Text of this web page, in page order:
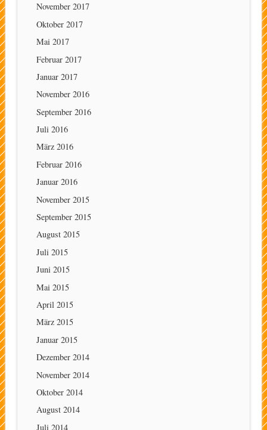
November 2017
Oktober 2017
Mai 2017
Februar 2017
Januar 2017
November 2016
September 2016
Juli 2016
März 2016
Februar 2016
Januar 2016
November 2015
September 2015
August 2015
Juli 2015
Juni 2015
Mai 2015
April 2015
März 2015
Januar 2015
Dezember 2014
November 2014
Oktober 2014
August 2014
Juli 2014